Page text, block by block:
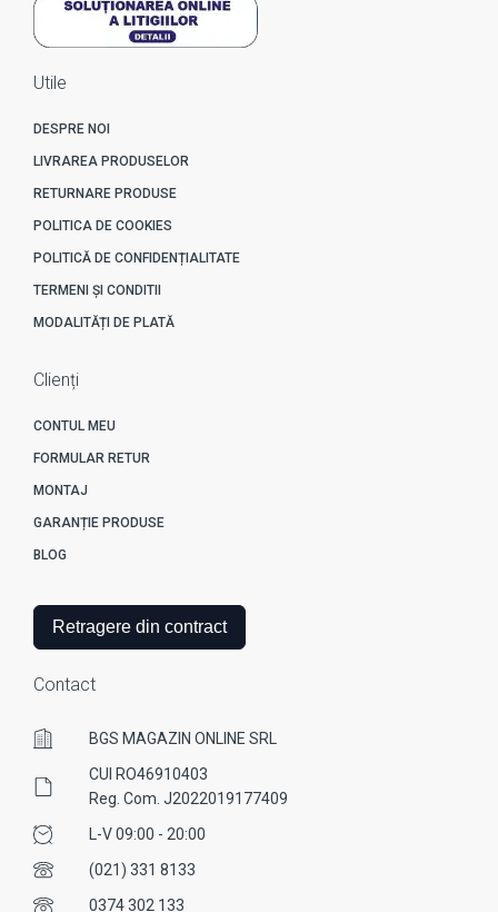
Utile
DESPRE NOI
LIVRAREA PRODUSELOR
RETURNARE PRODUSE
POLITICA DE COOKIES
POLITICĂ DE CONFIDENȚIALITATE
TERMENI ȘI CONDITII
MODALITĂȚI DE PLATĂ
Clienți
CONTUL MEU
FORMULAR RETUR
MONTAJ
GARANȚIE PRODUSE
BLOG
Retragere din contract
Contact
BGS MAGAZIN ONLINE SRL
CUI RO46910403
Reg. Com. J2022019177409
L-V 09:00 - 20:00
(021) 331 8133
0374 302 133